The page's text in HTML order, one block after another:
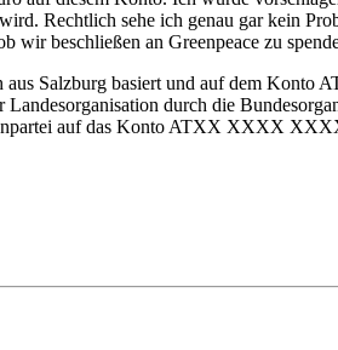
Rechtlich sehe ich genau gar kein
wir beschließen an Greenpeace zu
aus Salzburg basiert und auf dem
durch die
auf das Konto ATXX XXXX